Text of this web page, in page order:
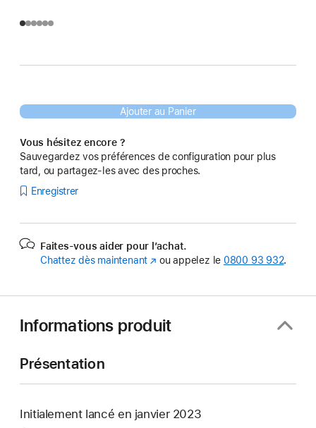
Ajouter au Panier
Vous hésitez encore ?
Sauvegardez vos préférences de configuration pour plus
tard, ou partagez-les avec des proches.
Enregistrer
Faites-vous aider pour l’achat.
Chattez dès maintenant (s’ouvre
ou appelez le 0800 93 932.
Informations produit
Présentation
Initialement lancé en janvier 2023